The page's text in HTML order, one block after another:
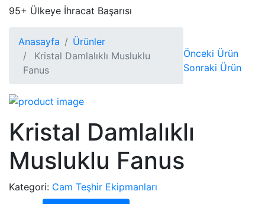
95+ Ülkeye İhracat Başarısı
Anasayfa
Ürünler
Kristal Damlalıklı Musluklu
Fanus
Önceki Ürün
Sonraki Ürün
Kristal Damlalıklı
Musluklu Fanus
Kategori: Cam Teşhir Ekipmanları